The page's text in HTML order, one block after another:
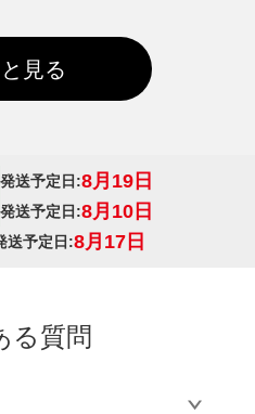
見る
発送予定日:8月19日
発送予定日:8月10日
送予定日:8月17日
る質問